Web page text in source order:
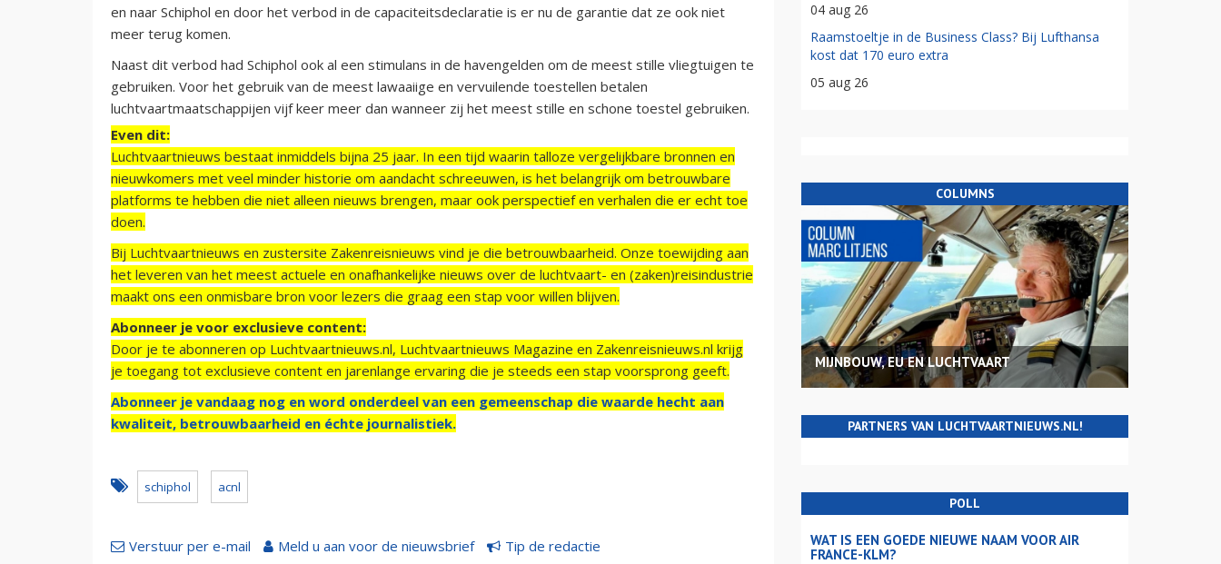
en naar Schiphol en door het verbod in de capaciteitsdeclaratie is er nu de garantie dat ze ook niet
meer terug komen.
Naast dit verbod had Schiphol ook al een stimulans in de havengelden om de meest stille vliegtuigen te
gebruiken. Voor het gebruik van de meest lawaaiige en vervuilende toestellen betalen
luchtvaartmaatschappijen vijf keer meer dan wanneer zij het meest stille en schone toestel gebruiken.
Even dit:
Luchtvaartnieuws bestaat inmiddels bijna 25 jaar. In een tijd waarin talloze vergelijkbare bronnen en
nieuwkomers met veel minder historie om aandacht schreeuwen, is het belangrijk om betrouwbare
platforms te hebben die niet alleen nieuws brengen, maar ook perspectief en verhalen die er echt toe
doen.
Bij Luchtvaartnieuws en zustersite Zakenreisnieuws vind je die betrouwbaarheid. Onze toewijding aan
het leveren van het meest actuele en onafhankelijke nieuws over de luchtvaart- en (zaken)reisindustrie
maakt ons een onmisbare bron voor lezers die graag een stap voor willen blijven.
Abonneer je voor exclusieve content:
Door je te abonneren op Luchtvaartnieuws.nl, Luchtvaartnieuws Magazine en Zakenreisnieuws.nl krijg
je toegang tot exclusieve content en jarenlange ervaring die je steeds een stap voorsprong geeft.
Abonneer je vandaag nog en word onderdeel van een gemeenschap die waarde hecht aan
kwaliteit, betrouwbaarheid en échte journalistiek.
schiphol acnl
Verstuur per e-mail Meld u aan voor de nieuwsbrief Tip de redactie
04 aug 26
Raamstoeltje in de Business Class? Bij Lufthansa
kost dat 170 euro extra
05 aug 26
COLUMNS
MIJNBOUW, EU EN LUCHTVAART
PARTNERS VAN LUCHTVAARTNIEUWS.NL!
POLL
WAT IS EEN GOEDE NIEUWE NAAM VOOR AIR
FRANCE-KLM?